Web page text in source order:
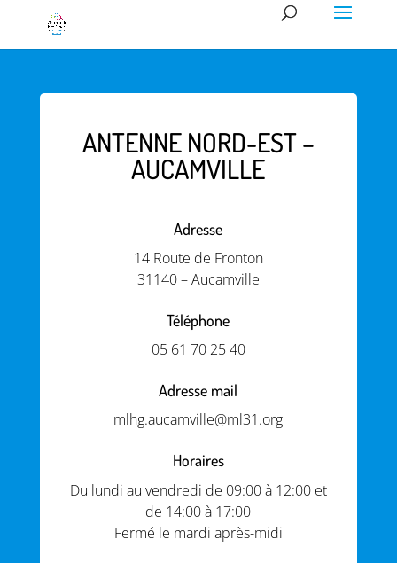
ANTENNE NORD-EST –
AUCAMVILLE
Adresse
14 Route de Fronton
31140 – Aucamville
Téléphone
05 61 70 25 40
Adresse mail
mlhg.aucamville@ml31.org
Horaires
Du lundi au vendredi de 09:00 à 12:00 et
de 14:00 à 17:00
Fermé le mardi après-midi